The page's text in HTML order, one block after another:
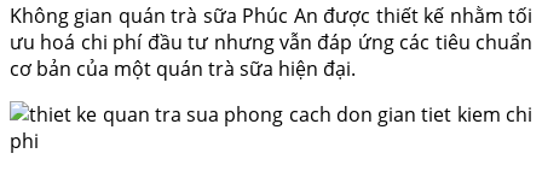
Không gian quán trà sữa Phúc An được thiết kế nhằm tối
ưu hoá chi phí đầu tư nhưng vẫn đáp ứng các tiêu chuẩn
cơ bản của một quán trà sữa hiện đại.